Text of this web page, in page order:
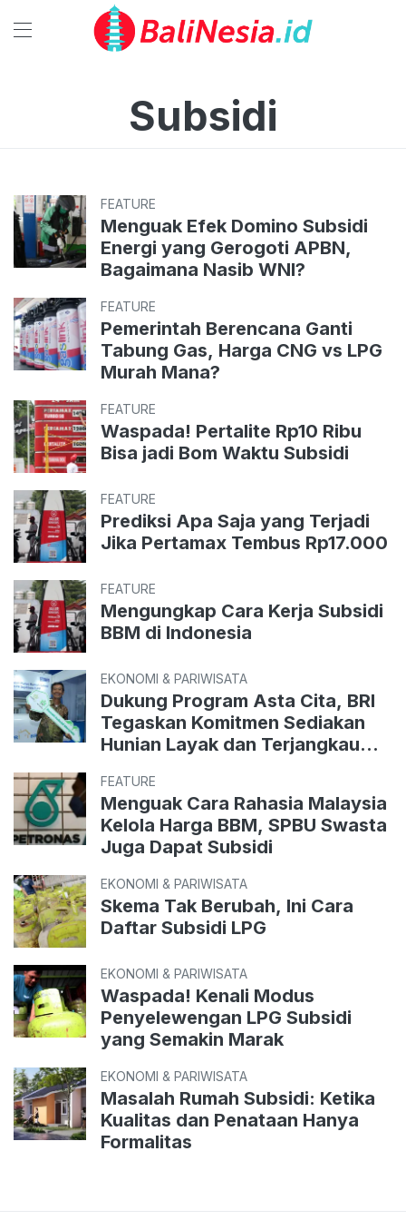
Subsidi
FEATURE
Menguak Efek Domino Subsidi
Energi yang Gerogoti APBN,
Bagaimana Nasib WNI?
FEATURE
Pemerintah Berencana Ganti
Tabung Gas, Harga CNG vs LPG
Murah Mana?
FEATURE
Waspada! Pertalite Rp10 Ribu
Bisa jadi Bom Waktu Subsidi
FEATURE
Prediksi Apa Saja yang Terjadi
Jika Pertamax Tembus Rp17.000
FEATURE
Mengungkap Cara Kerja Subsidi
BBM di Indonesia
EKONOMI & PARIWISATA
Dukung Program Asta Cita, BRI
Tegaskan Komitmen Sediakan
Hunian Layak dan Terjangkau
FEATURE
Menguak Cara Rahasia Malaysia
Kelola Harga BBM, SPBU Swasta
Juga Dapat Subsidi
EKONOMI & PARIWISATA
Skema Tak Berubah, Ini Cara
Daftar Subsidi LPG
EKONOMI & PARIWISATA
Waspada! Kenali Modus
Penyelewengan LPG Subsidi
yang Semakin Marak
EKONOMI & PARIWISATA
Masalah Rumah Subsidi: Ketika
Kualitas dan Penataan Hanya
Formalitas